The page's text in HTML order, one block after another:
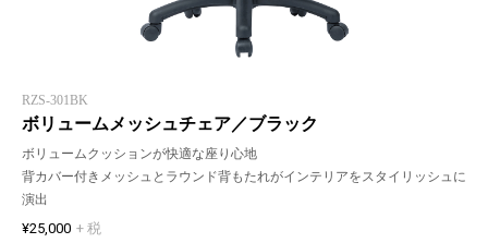
RZS-301BK
ボリュームメッシュチェア／ブラック
ボリュームクッションが快適な座り心地
背カバー付きメッシュとラウンド背もたれがインテリアをスタイリッシュに
演出
¥25,000 + 税